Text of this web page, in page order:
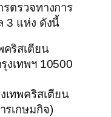
รตรวจทางการ
3 แห่ง ดังนี้
คริสเตียน
งเทพฯ 10500
เทพคริสเตียน
รเกษมกิจ)